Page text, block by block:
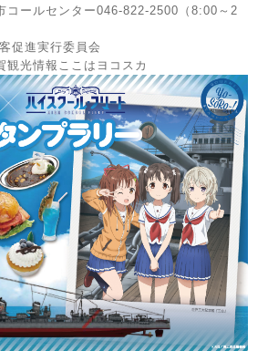
コールセンター046-822-2500（8:00～2
促進実行委員会
観光情報ここはヨコスカ